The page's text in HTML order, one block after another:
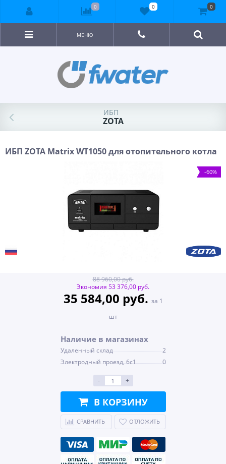
МЕНЮ
ИБП
ZOTA
ИБП ZOTA Matrix WT1050 для отопительного котла
-60%
88 960,00 руб.
Экономия 53 376,00 руб.
35 584,00 руб. за 1
шт
Наличие в магазинах
Удаленный склад
2
Электродный проезд, 6с1
0
- +
В КОРЗИНУ
СРАВНИТЬ ОТЛОЖИТЬ
0 0 0